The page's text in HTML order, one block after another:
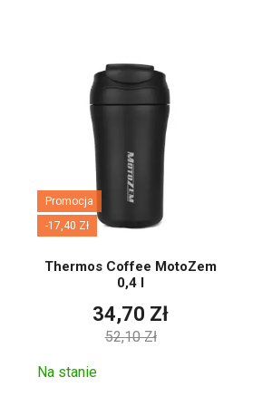
Promocja
-17,40 Zł
Thermos Coffee MotoZem
0,4 l
34,70 Zł
52,10 Zł
Na stanie